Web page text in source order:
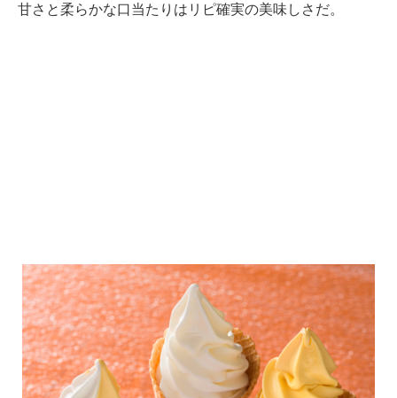
甘さと柔らかな口当たりはリピ確実の美味しさだ。